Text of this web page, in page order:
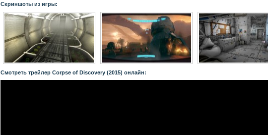
Скриншоты из игры:
Смотреть трейлер Corpse of Discovery (2015) онлайн: